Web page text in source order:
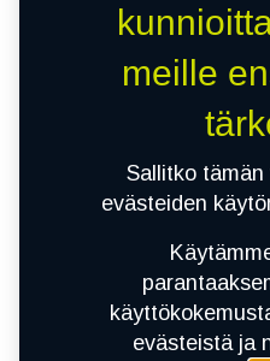
meille
Sallitko
evästeiden
evästeistä ja